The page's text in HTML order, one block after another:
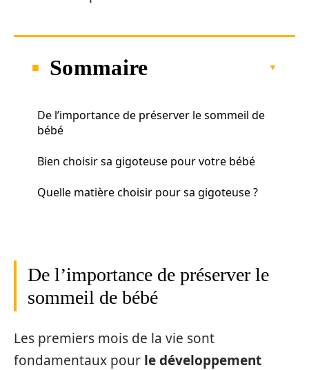
Sommaire
De l’importance de préserver le sommeil de
bébé
Bien choisir sa gigoteuse pour votre bébé
Quelle matière choisir pour sa gigoteuse ?
De l’importance de préserver le
sommeil de bébé
Les premiers mois de la vie sont
fondamentaux pour le développement